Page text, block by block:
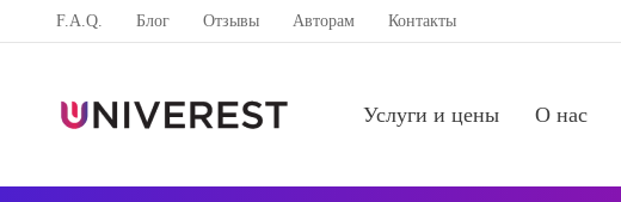
F.A.Q. Блог Отзывы Авторам Контакты
Услуги и цены О нас